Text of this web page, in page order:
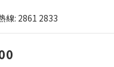
線: 2861 2833